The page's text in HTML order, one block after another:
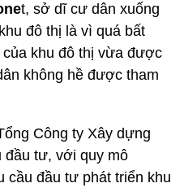
t, sở dĩ cư dân xuống
đô thị là vì quá bất
khu đô thị vừa được
không hề được tham
Công ty Xây dựng
đầu tư, với quy mô
cầu đầu tư phát triển khu